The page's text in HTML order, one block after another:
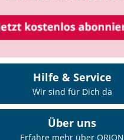
Hilfe & Service
Wir sind für Dich da
Über uns
Erfahre mehr über ORION